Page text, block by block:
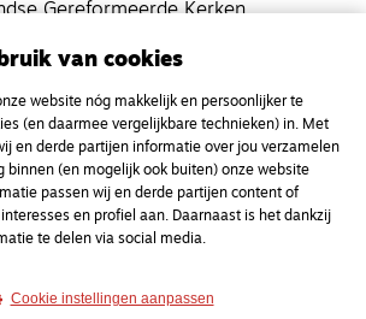
Gereformeerde Kerken.
5827 86
van cookies
website nóg makkelijk en persoonlijker te
(en daarmee vergelijkbare technieken) in. Met
en derde partijen informatie over jou verzamelen
binnen (en mogelijk ook buiten) onze website
passen wij en derde partijen content of
en profiel aan. Daarnaast is het dankzij
te delen via social media.
Cookie instellingen aanpassen